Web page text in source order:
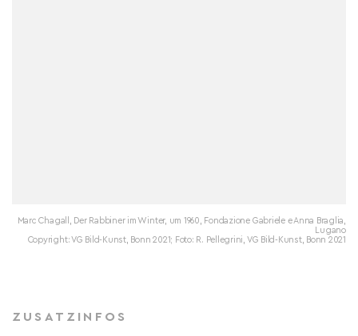
Marc Chagall, Der Rabbiner im Winter, um 1960, Fondazione Gabriele e Anna Braglia,
Lugano
Copyright: VG Bild-Kunst, Bonn 2021; Foto: R. Pellegrini, VG Bild-Kunst, Bonn 2021
ZUSATZINFOS